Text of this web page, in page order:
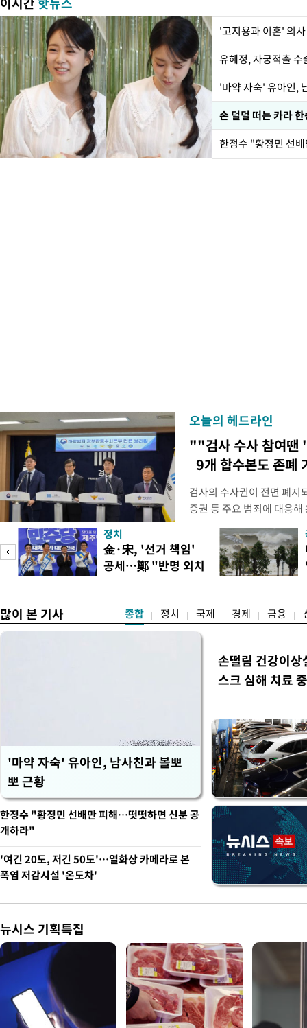
'고지용과 이혼' 의
유혜정, 자궁적출
'마약 자숙' 유아인,
손 덜덜 떠는 카라
오늘의 헤드라인
""검사 수사 참여
9개 합수본도 존폐
검사의 수사권이 전면 폐
증권 등 주요 범죄에 대응
새로운 쟁점으로 떠올랐
여 근거가 사라지면서 현행
이다. 9일 법조계에 따르면
사의 수사권이 박탈되면서,
정치
金·宋, '선거 책임'
공세…鄭 "반명 외치
많이 본 기사 종합 정치 국제 경제 금융
'마약 자숙' 유아인, 남사친과 볼뽀
뽀 근황
손떨림 건강이
스크 심해 치료
한정수 "황정민 선배만 피해…떳떳하면 신분 공
개하라"
'여긴 20도, 저긴 50도'…열화상 카메라로 본
폭염 저감시설 '온도차'
뉴시스 기획특집